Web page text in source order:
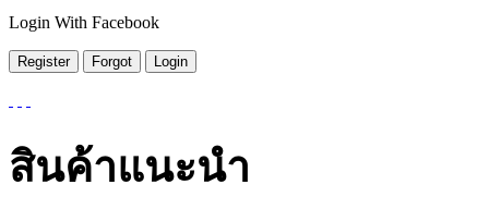
Login With Facebook
สินค้าแนะนำ